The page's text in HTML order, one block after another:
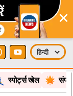
×
स्पोर्ट्स खेल